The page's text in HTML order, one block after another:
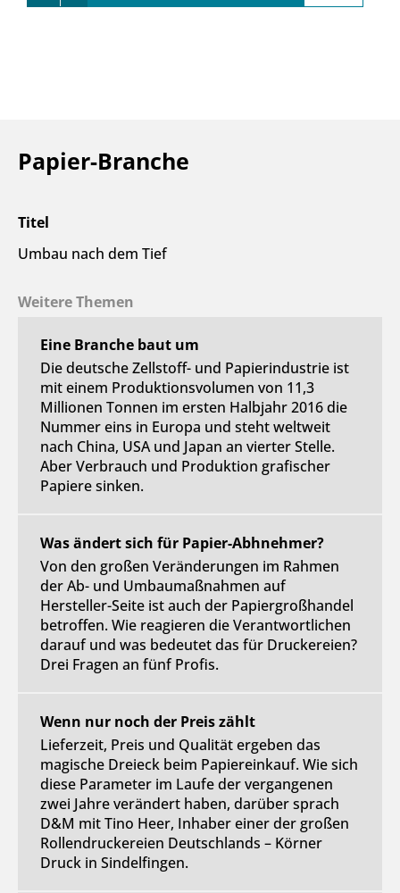
Papier-Branche
Titel
Umbau nach dem Tief
Weitere Themen
Eine Branche baut um
Die deutsche Zellstoff- und Papierindustrie ist
mit einem Produktionsvolumen von 11,3
Millionen Tonnen im ersten Halbjahr 2016 die
Nummer eins in Europa und steht weltweit
nach China, USA und Japan an vierter Stelle.
Aber Verbrauch und Produktion grafischer
Papiere sinken.
Was ändert sich für Papier-Abhnehmer?
Von den großen Veränderungen im Rahmen
der Ab- und Umbaumaßnahmen auf
Hersteller-Seite ist auch der Papiergroßhandel
betroffen. Wie reagieren die Verantwortlichen
darauf und was bedeutet das für Druckereien?
Drei Fragen an fünf Profis.
Wenn nur noch der Preis zählt
Lieferzeit, Preis und Qualität ergeben das
magische Dreieck beim Papiereinkauf. Wie sich
diese Parameter im Laufe der vergangenen
zwei Jahre verändert haben, darüber sprach
D&M mit Tino Heer, Inhaber einer der großen
Rollendruckereien Deutschlands – Körner
Druck in Sindelfingen.